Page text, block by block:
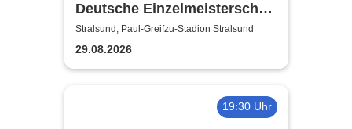
Deutsche Einzelmeisterschaft
Finale | MC Nordstern
Stralsund
Stralsund, Paul-Greifzu-Stadion Stralsund
29.08.2026
19:30 Uhr